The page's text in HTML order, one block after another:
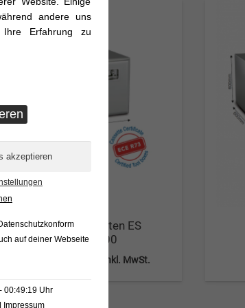
Edelstahl-Staukasten ES
1200/600/600
Ursprünglicher
Aktueller
inkl. MwSt.
andere uns
Erfahrung zu
auf deiner Webseite
00:49:19 Uhr
Impressum